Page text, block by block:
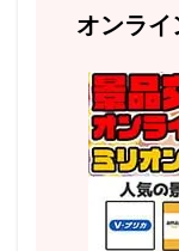
オンライ